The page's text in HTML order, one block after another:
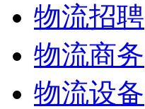
物流招聘
物流商务
物流设备